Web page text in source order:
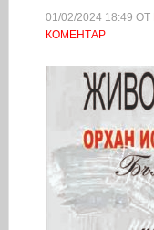
01/02/2024 18:49 ОТ
КОМЕНТАР